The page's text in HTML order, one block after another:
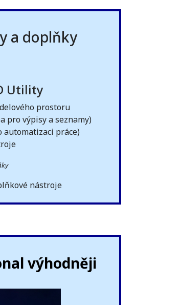
a doplňky
Utility
prostoru
pro výpisy a seznamy)
automatizaci práce)
nástroje
výhodněji